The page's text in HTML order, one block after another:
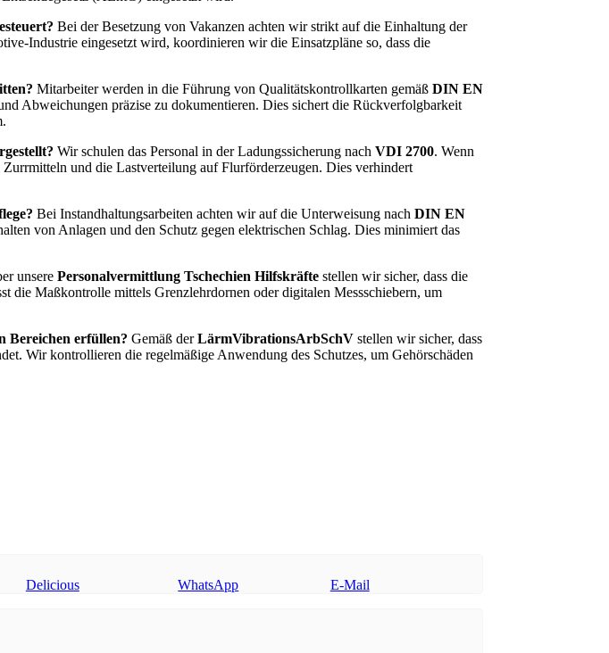
Bei der Besetzung von Vakanzen achten wir strikt auf die Einhaltung der
Industrie eingesetzt wird, koordinieren wir die Einsatzpläne so, dass die
Mitarbeiter werden in die Führung von Qualitätskontrollkarten gemäß DIN EN
Abweichungen präzise zu dokumentieren. Dies sichert die Rückverfolgbarkeit
Wir schulen das Personal in der Ladungssicherung nach VDI 2700. Wenn
und die Lastverteilung auf Flurförderzeugen. Dies verhindert
Bei Instandhaltungsarbeiten achten wir auf die Unterweisung nach DIN EN
von Anlagen und den Schutz gegen elektrischen Schlag. Dies minimiert das
unsere Personalvermittlung Tschechien Hilfskräfte stellen wir sicher, dass die
die Maßkontrolle mittels Grenzlehrdornen oder digitalen Messschiebern, um
Bereichen erfüllen? Gemäß derLärmVibrationsArbSchV stellen wir sicher, dass
Wir kontrollieren die regelmäßige Anwendung des Schutzes, um Gehörschäden
Delicious WhatsApp E-Mail